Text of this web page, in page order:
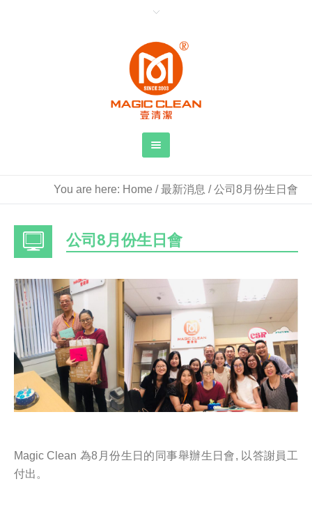
You are here: Home /最新消息 /公司8月份生日會
公司8月份生日會
Magic Clean 為8月份生日的同事舉辦生日會, 以答謝員工
付出。